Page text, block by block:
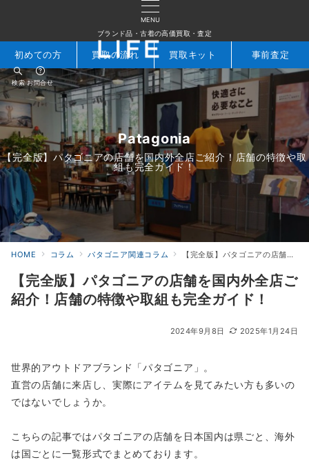
MENU
ブランド品・古着の高価買取・査定
検索 お問合せ
初めての方 買取の流れ 買取キット 事前査定
Patagonia
【完全版】パタゴニアの店舗を国内外全店ご紹介！店舗の特徴や取
組も完全ガイド！
HOME コラム パタゴニア関連コラム 【完全版】パタゴニアの店舗を国内外全店ご紹介！店舗の特徴や取組も完全ガイド！
【完全版】パタゴニアの店舗を国内外全店ご
紹介！店舗の特徴や取組も完全ガイド！
2024年9月8日 2025年1月24日
世界的アウトドアブランド「パタゴニア」。
直営の店舗に来店し、実際にアイテムを見てみたい方も多いの
ではないでしょうか。
こちらの記事ではパタゴニアの店舗を日本国内は県ごと、海外
は国ごとに一覧形式でまとめております。